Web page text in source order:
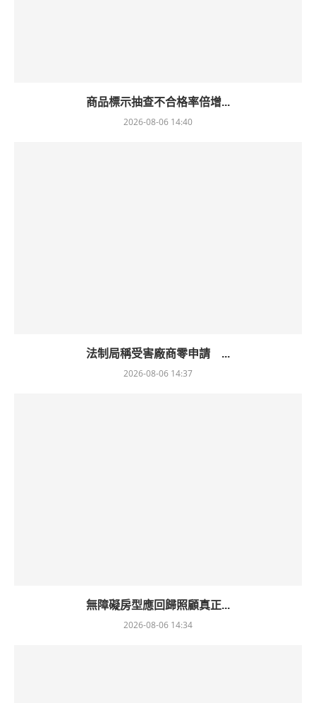
商品標示抽查不合格率倍增...
2026-08-06 14:40
法制局稱受害廠商零申請 ...
2026-08-06 14:37
無障礙房型應回歸照顧真正...
2026-08-06 14:34